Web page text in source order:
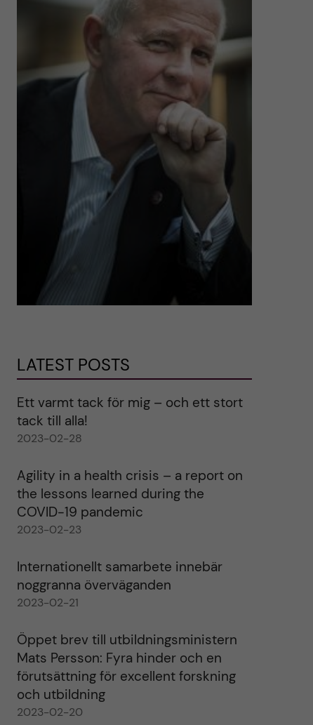
LATEST POSTS
Ett varmt tack för mig – och ett stort
tack till alla!
2023-02-28
Agility in a health crisis – a report on
the lessons learned during the
COVID-19 pandemic
2023-02-23
Internationellt samarbete innebär
noggranna överväganden
2023-02-21
Öppet brev till utbildningsministern
Mats Persson: Fyra hinder och en
förutsättning för excellent forskning
och utbildning
2023-02-20